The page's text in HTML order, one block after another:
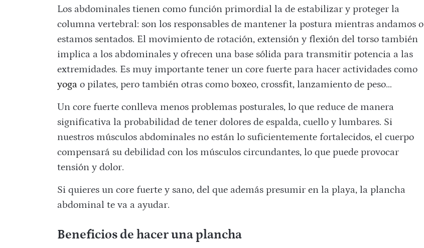
Los abdominales tienen como función primordial la de estabilizar y proteger la
columna vertebral: son los responsables de mantener la postura mientras andamos o
estamos sentados. El movimiento de rotación, extensión y flexión del torso también
implica a los abdominales y ofrecen una base sólida para transmitir potencia a las
extremidades. Es muy importante tener un core fuerte para hacer actividades como
yogao pilates, pero también otras como boxeo, crossfit, lanzamiento de peso…
Un core fuerte conlleva menos problemas posturales, lo que reduce de manera
significativa la probabilidad de tener dolores de espalda, cuello y lumbares. Si
nuestros músculos abdominales no están lo suficientemente fortalecidos, el cuerpo
compensará su debilidad con los músculos circundantes, lo que puede provocar
tensión y dolor.
Si quieres un core fuerte y sano, del que además presumir en la playa, la plancha
abdominal te va a ayudar.
Beneficios de hacer una plancha